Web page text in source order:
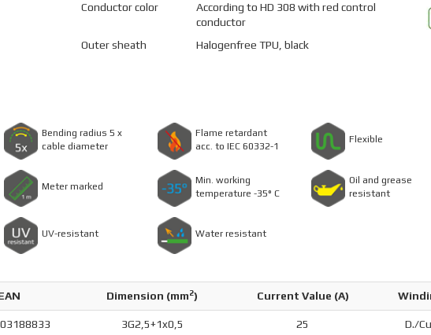
Conductor color
According to HD 308 with red control
conductor
Outer sheath
Halogenfree TPU, black
Bending radius 5 x
cable diameter
Flame retardant
acc. to IEC 60332-1
Flexible
Meter marked
Min. working
temperature -35° C
Oil and grease
resistant
UV-resistant Water resistant
Dimension (mm2) Current Value (A)
3G2,5+1x0,5 25 D./